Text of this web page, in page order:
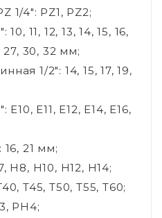
1/4": PZ1, PZ2;
11, 12, 13, 14, 15, 16,
27, 30, 32 мм;
1/2": 14, 15, 17, 19,
E11, E12, E14, E16,
21 мм;
H8, H10, H12, H14;
T45, T50, T55, T60;
PH4;